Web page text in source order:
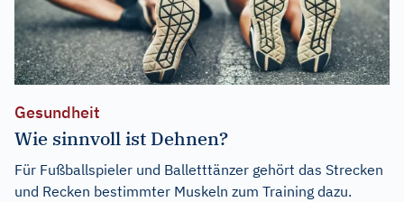
Gesundheit
Wie sinnvoll ist Dehnen?
Für Fußballspieler und Balletttänzer gehört das Strecken
und Recken bestimmter Muskeln zum Training dazu.